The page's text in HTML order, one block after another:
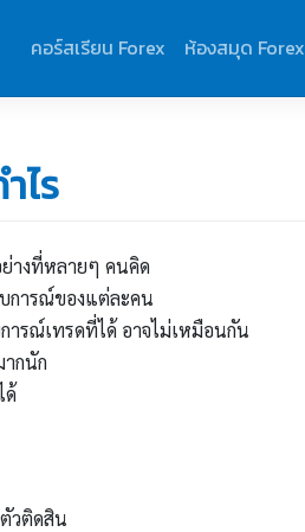
คอร์สเรียน Forex ห้องสมุด Forex
ไร
ย่างที่หลายๆ คนคิด
บการณ์ของแต่ละคน
ารณ์เทรดที่ได้ อาจไม่เหมือนกัน
กนัก
ด้
วติดสิน